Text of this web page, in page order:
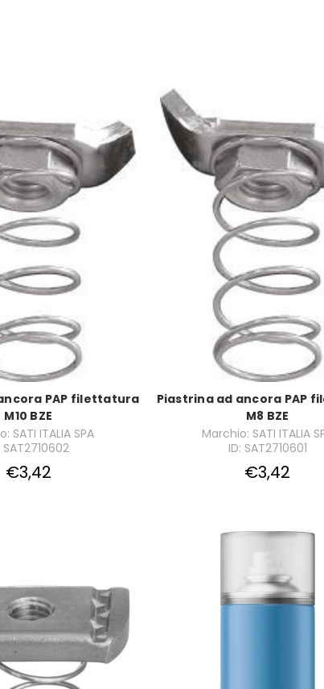
PAP filettatura
M10 BZE
SATI ITALIA SPA
SAT2710602
€3,42
Piastrina ad ancora PAP
M8 BZE
Marchio: SATI ITALIA
ID: SAT2710601
€3,42